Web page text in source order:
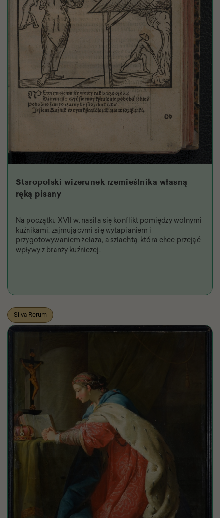
Staropolski wizerunek rzemieślnika własną
ręką pisany
Na początku XVII w. nasila się konflikt pomiędzy wolnymi
kuźnikami, zajmującymi się wytapianiem i
przygotowywaniem żelaza, a szlachtą, która chce przejąć
wpływy z branży kuźniczej.
Silva Rerum